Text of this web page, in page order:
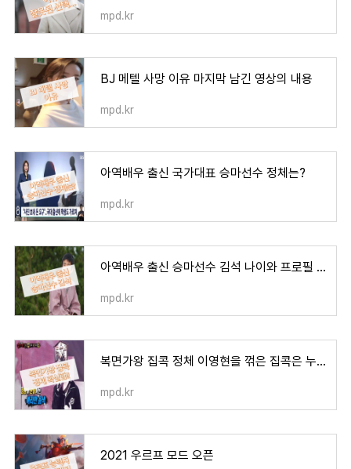
mpd.kr
BJ 메텔 사망 이유 마지막 남긴 영상의 내용
mpd.kr
아역배우 출신 국가대표 승마선수 정체는?
mpd.kr
아역배우 출신 승마선수 김석 나이와 프로필 정리
mpd.kr
복면가왕 집콕 정체 이영현을 꺾은 집콕은 누구 ?
mpd.kr
2021 우르프 모드 오픈